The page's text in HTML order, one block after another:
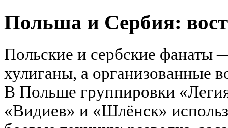
Польша и Сербия:
Польские и сербские фанаты
хулиганы, а организованные
В Польше группировки
«Видиев» и «Шлёнск»